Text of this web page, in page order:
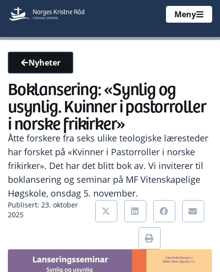
Meny
Nyheter
Boklansering: «Synlig og
usynlig. Kvinner i pastorroller
i norske frikirker»
Åtte forskere fra seks ulike teologiske læresteder
har forsket på «Kvinner i Pastorroller i norske
frikirker». Det har det blitt bok av. Vi inviterer til
boklansering og seminar på MF Vitenskapelige
Høgskole, onsdag 5. november.
Publisert: 23. oktober
2025